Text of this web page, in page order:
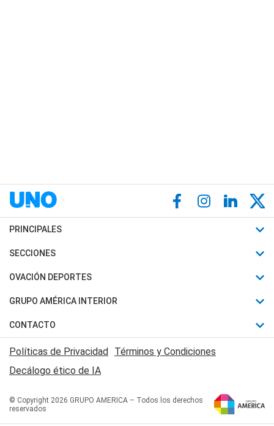
PRINCIPALES
Últimas Noticias
Política
Judiciales
Economia
SECCIONES
Horóscopo
Motores
Trucos caseros
Series y Películas
Edictos y Solicitadas
OVACIÓN DEPORTES
Fútbol
Mundial
Automovilismo
Rugby
Básquet
GRUPO AMÉRICA INTERIOR
Canal 7 en Vivo
San Juan 8
CONTACTO
Acerca de Nosotros
Contactanos
Políticas de Privacidad Términos y Condiciones
Decálogo ético de IA
© Copyright 2026 GRUPO AMERICA – Todos los derechos
reservados